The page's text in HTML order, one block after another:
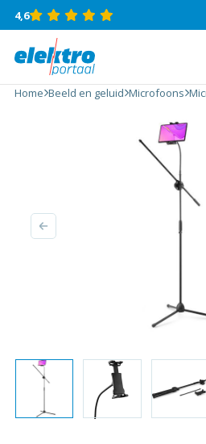
4,6
Home Beeld en geluid Microfoons
MS10TH
FOLDABLE
MICROPHONE
STAND WITH